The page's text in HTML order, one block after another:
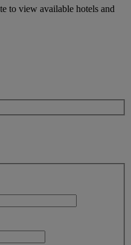
to view available hotels and